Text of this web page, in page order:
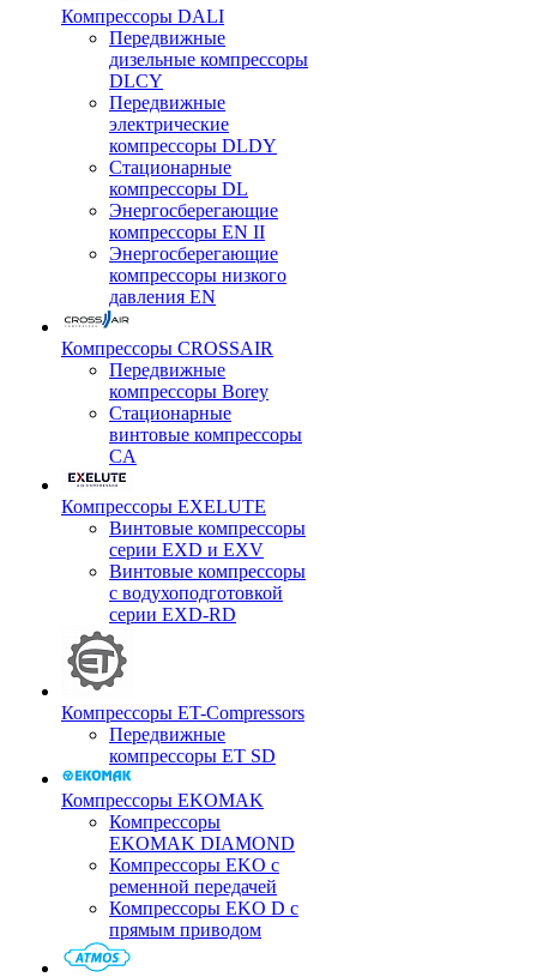
Компрессоры DALI
Передвижные
дизельные компрессоры
DLCY
Передвижные
электрические
компрессоры DLDY
Стационарные
компрессоры DL
Энергосберегающие
компрессоры EN II
Энергосберегающие
компрессоры низкого
давления EN
Компрессоры CROSSAIR
Передвижные
компрессоры Borey
Стационарные
винтовые компрессоры
CA
Компрессоры EXELUTE
Винтовые компрессоры
серии EXD и EXV
Винтовые компрессоры
с водухоподготовкой
серии EXD-RD
Компрессоры ET-Compressors
Передвижные
компрессоры ET SD
Компрессоры EKOMAK
Компрессоры
EKOMAK DIAMOND
Компрессоры EKO c
ременной передачей
Компрессоры EKO D с
прямым приводом